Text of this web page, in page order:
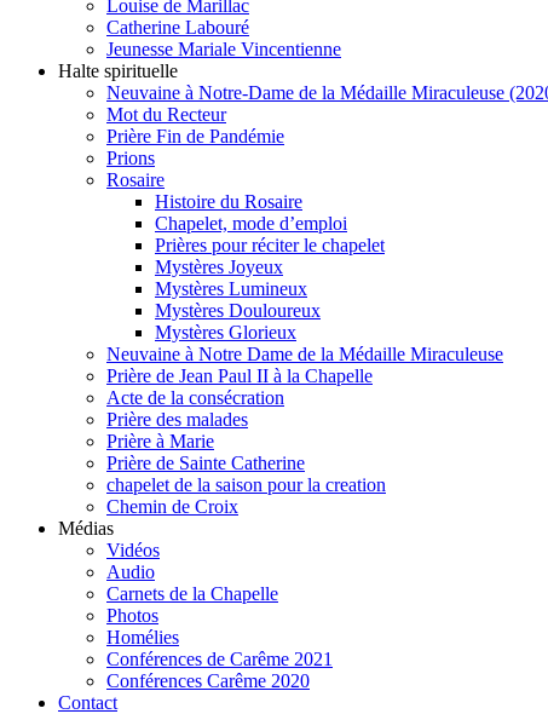
Louise de Marillac
Catherine Labouré
Jeunesse Mariale Vincentienne
Halte spirituelle
Neuvaine à Notre-Dame de la Médaille Miraculeuse
Mot du Recteur
Prière Fin de Pandémie
Prions
Rosaire
Histoire du Rosaire
Chapelet, mode d’emploi
Prières pour réciter le chapelet
Mystères Joyeux
Mystères Lumineux
Mystères Douloureux
Mystères Glorieux
Neuvaine à Notre Dame de la Médaille Miraculeuse
Prière de Jean Paul II à la Chapelle
Acte de la consécration
Prière des malades
Prière à Marie
Prière de Sainte Catherine
chapelet de la saison pour la creation
Chemin de Croix
Médias
Vidéos
Audio
Carnets de la Chapelle
Photos
Homélies
Conférences de Carême 2021
Conférences Carême 2020
Contact